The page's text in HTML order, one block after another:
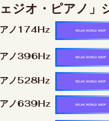
ジオ・ピアノ」
アノ174Hz RELAX WORLD SHOP
アノ396Hz RELAX WORLD SHOP
アノ528Hz RELAX WORLD SHOP
アノ639Hz RELAX WORLD SHOP